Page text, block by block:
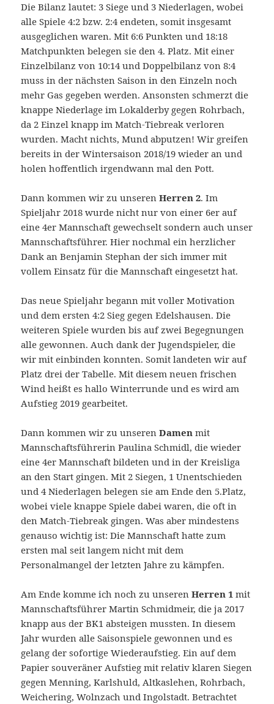
Die Bilanz lautet: 3 Siege und 3 Niederlagen, wobei
alle Spiele 4:2 bzw. 2:4 endeten, somit insgesamt
ausgeglichen waren. Mit 6:6 Punkten und 18:18
Matchpunkten belegen sie den 4. Platz. Mit einer
Einzelbilanz von 10:14 und Doppelbilanz von 8:4
muss in der nächsten Saison in den Einzeln noch
mehr Gas gegeben werden. Ansonsten schmerzt die
knappe Niederlage im Lokalderby gegen Rohrbach,
da 2 Einzel knapp im Match-Tiebreak verloren
wurden. Macht nichts, Mund abputzen! Wir greifen
bereits in der Wintersaison 2018/19 wieder an und
holen hoffentlich irgendwann mal den Pott.
Dann kommen wir zu unserenHerren 2. Im
Spieljahr 2018 wurde nicht nur von einer 6er auf
eine 4er Mannschaft gewechselt sondern auch unser
Mannschaftsführer. Hier nochmal ein herzlicher
Dank an Benjamin Stephan der sich immer mit
vollem Einsatz für die Mannschaft eingesetzt hat.
Das neue Spieljahr begann mit voller Motivation
und dem ersten 4:2 Sieg gegen Edelshausen. Die
weiteren Spiele wurden bis auf zwei Begegnungen
alle gewonnen. Auch dank der Jugendspieler, die
wir mit einbinden konnten. Somit landeten wir auf
Platz drei der Tabelle. Mit diesem neuen frischen
Wind heißt es hallo Winterrunde und es wird am
Aufstieg 2019 gearbeitet.
Dann kommen wir zu unserenDamen mit
Mannschaftsführerin Paulina Schmidl, die wieder
eine 4er Mannschaft bildeten und in der Kreisliga
an den Start gingen. Mit 2 Siegen, 1 Unentschieden
und 4 Niederlagen belegen sie am Ende den 5.Platz,
wobei viele knappe Spiele dabei waren, die oft in
den Match-Tiebreak gingen. Was aber mindestens
genauso wichtig ist: Die Mannschaft hatte zum
ersten mal seit langem nicht mit dem
Personalmangel der letzten Jahre zu kämpfen.
Am Ende komme ich noch zu unserenHerren 1 mit
Mannschaftsführer Martin Schmidmeir, die ja 2017
knapp aus der BK1 absteigen mussten. In diesem
Jahr wurden alle Saisonspiele gewonnen und es
gelang der sofortige Wiederaufstieg. Ein auf dem
Papier souveräner Aufstieg mit relativ klaren Siegen
gegen Menning, Karlshuld, Altkaslehen, Rohrbach,
Weichering, Wolnzach und Ingolstadt. Betrachtet